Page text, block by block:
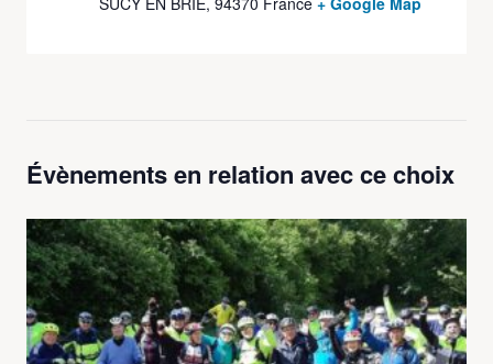
Évènements en relation avec ce choix